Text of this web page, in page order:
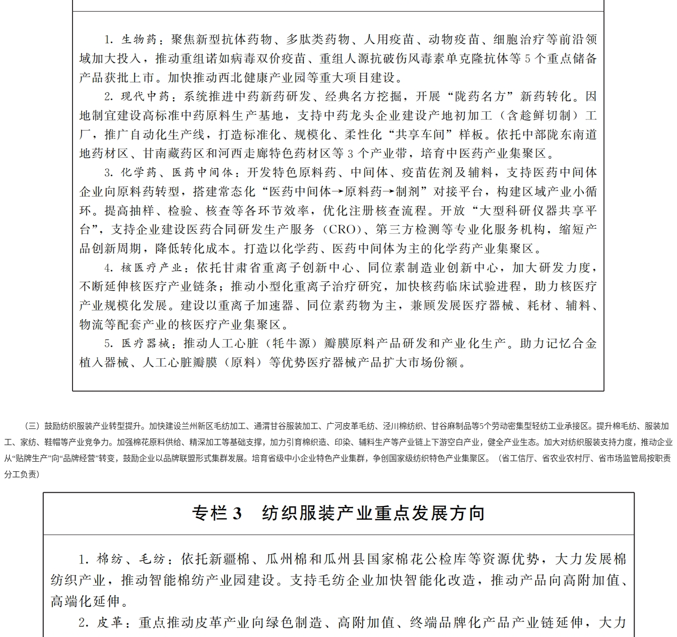
（三）鼓励纺织服装产业转型提升。 加快建设兰州新区毛纺加工、通渭甘谷服装加工、广河皮革毛纺、泾川棉纺织、甘谷麻制品等5个劳动密集型轻纺工业承接区。提升棉毛纺、服装加
工、家纺、鞋帽等产业竞争力。加强棉花原料供给、精深加工等基础支撑，加力引育棉织造、印染、辅料生产等产业链上下游空白产业，健全产业生态。加大对纺织服装支持力度，推动企业
从“贴牌生产”向“品牌经营”转变，鼓励企业以品牌联盟形式集群发展。培育省级中小企业特色产业集群，争创国家级纺织特色产业集聚区。（省工信厅、省农业农村厅、省市场监管局按职责
分工负责）